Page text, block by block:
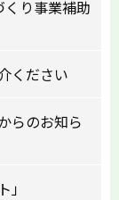
り事業補助
ください
らのお知ら